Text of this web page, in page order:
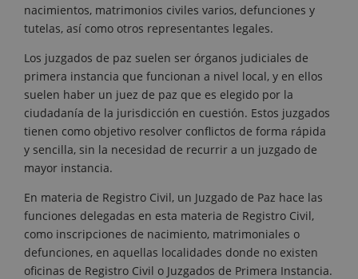
nacimientos, matrimonios civiles varios, defunciones y
tutelas, así como otros representantes legales.
Los juzgados de paz suelen ser órganos judiciales de
primera instancia que funcionan a nivel local, y en ellos
suelen haber un juez de paz que es elegido por la
ciudadanía de la jurisdicción en cuestión. Estos juzgados
tienen como objetivo resolver conflictos de forma rápida
y sencilla, sin la necesidad de recurrir a un juzgado de
mayor instancia.
En materia de Registro Civil, un Juzgado de Paz hace las
funciones delegadas en esta materia de Registro Civil,
como inscripciones de nacimiento, matrimoniales o
defunciones, en aquellas localidades donde no existen
oficinas de Registro Civil o Juzgados de Primera Instancia.